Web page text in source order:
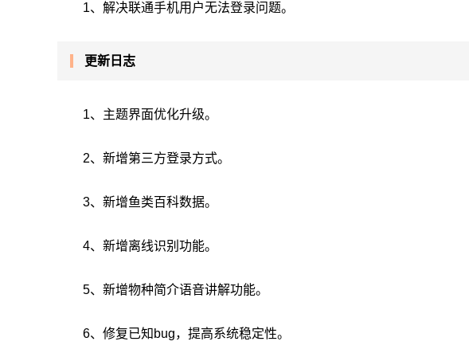
1、解决联通手机用户无法登录问题。
更新日志
1、主题界面优化升级。
2、新增第三方登录方式。
3、新增鱼类百科数据。
4、新增离线识别功能。
5、新增物种简介语音讲解功能。
6、修复已知bug，提高系统稳定性。